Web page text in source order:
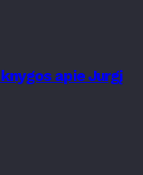
apie Jurgį